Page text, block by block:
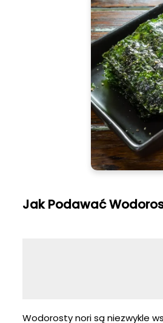
Jak Podawać
Wodorosty nori są niezwykle